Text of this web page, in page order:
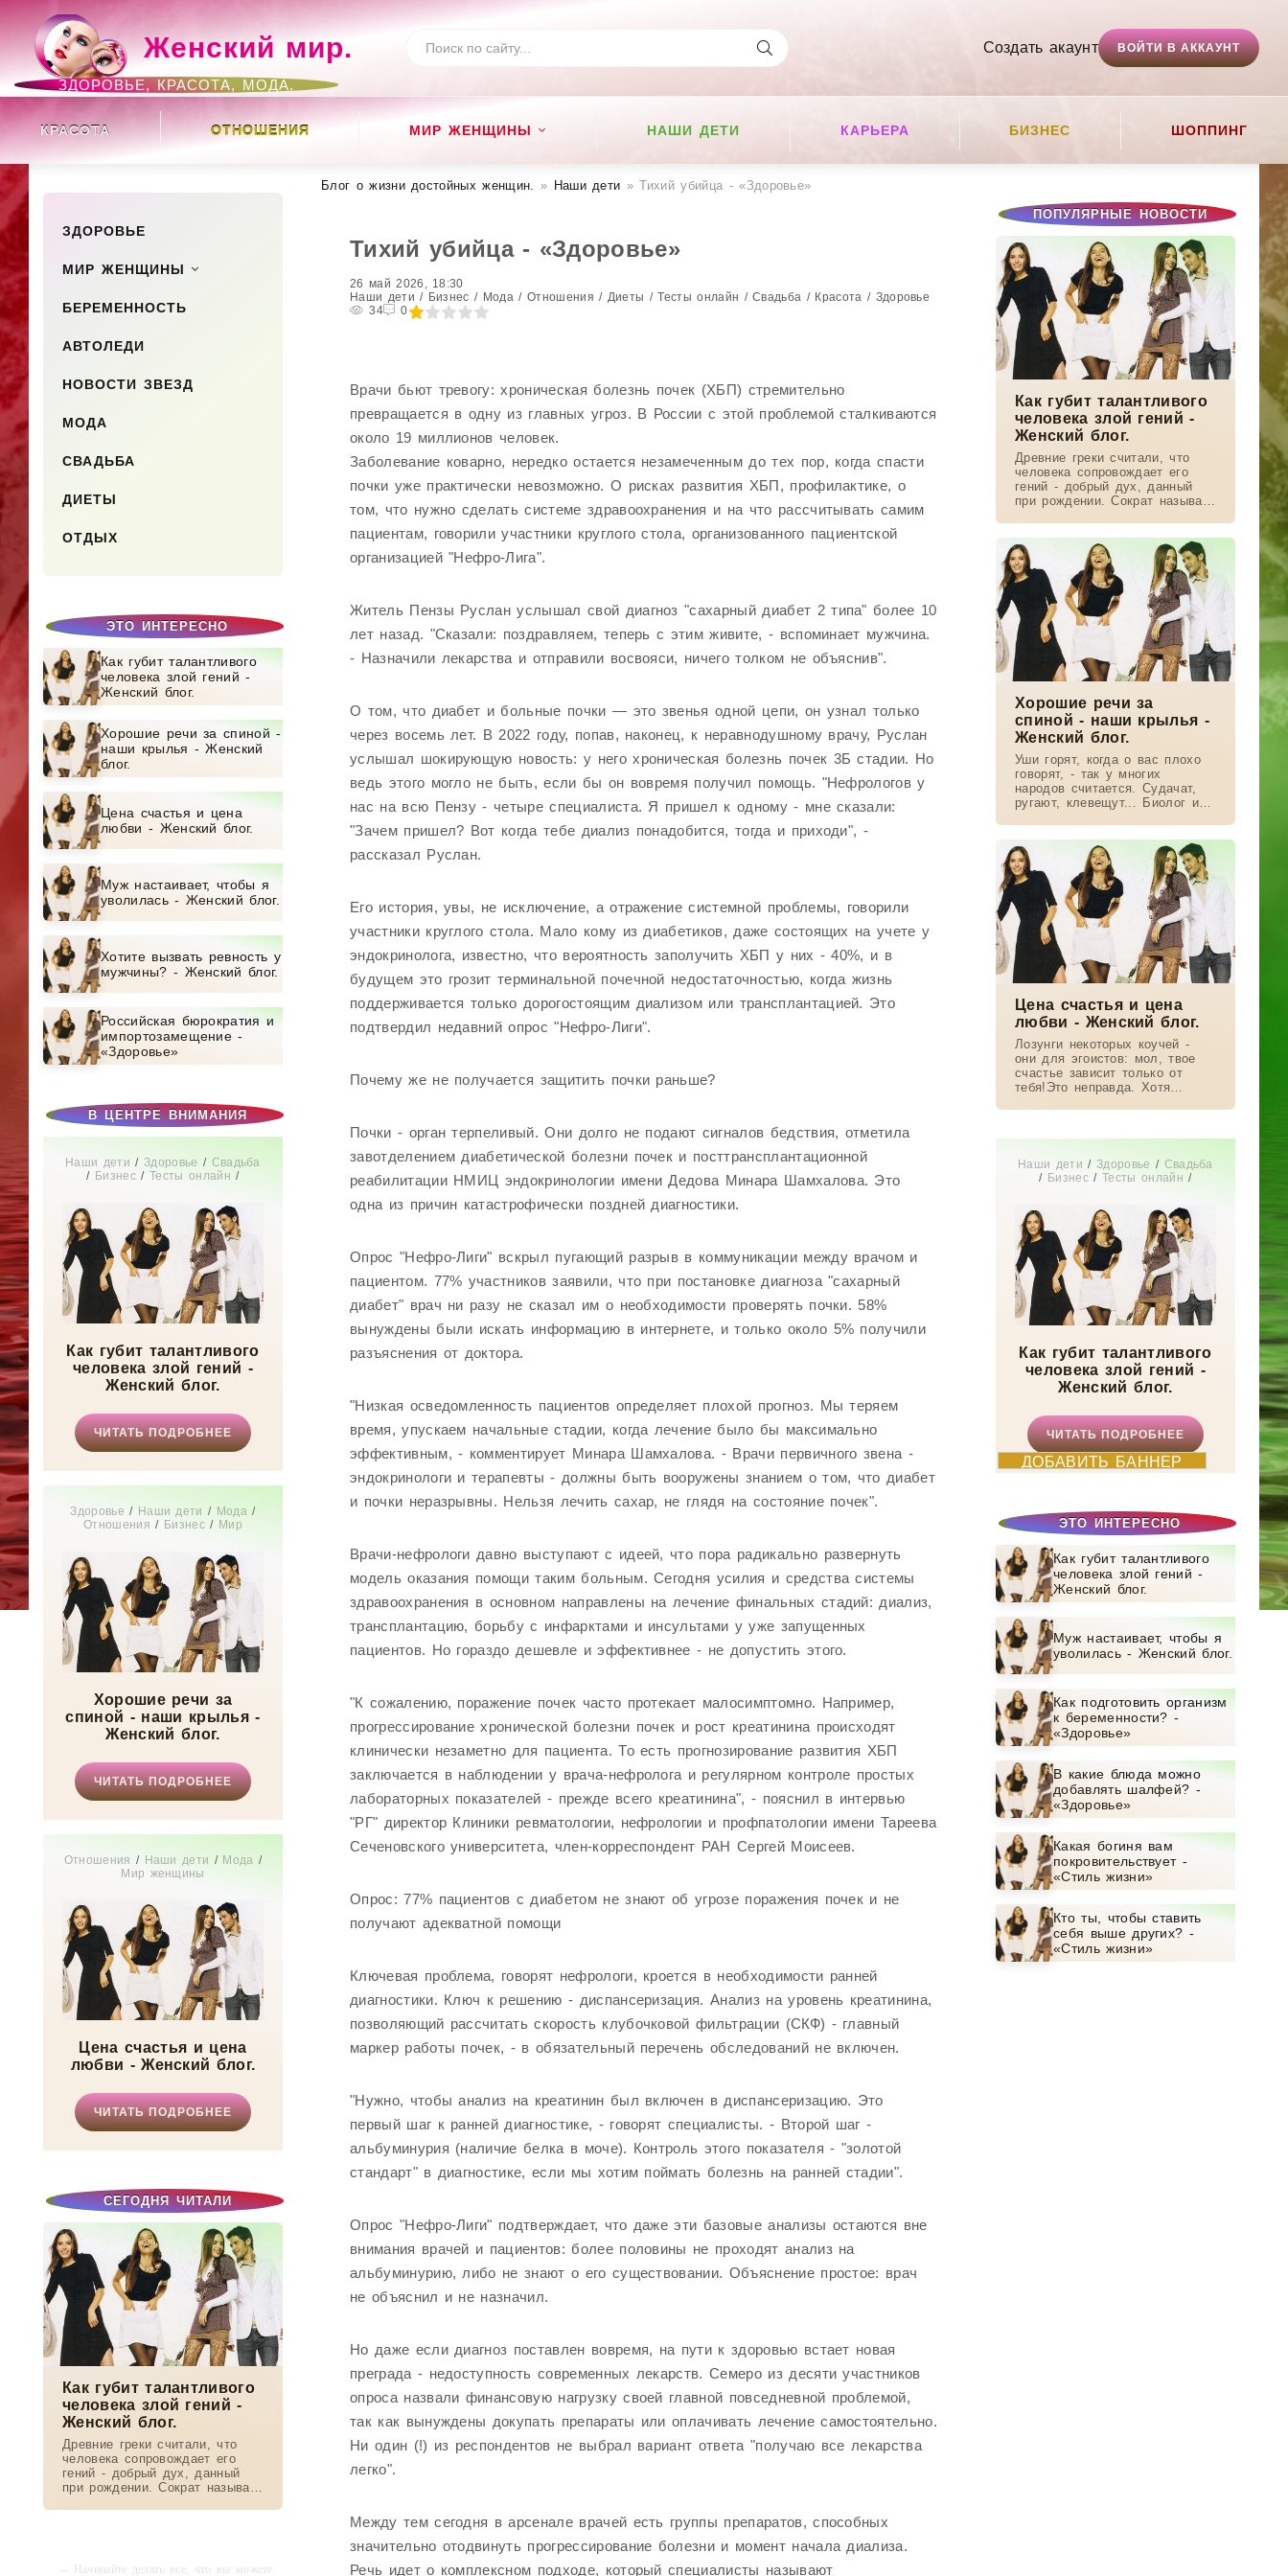
Женский мир.
ЗДОРОВЬЕ, КРАСОТА, МОДА.
Создать акаунт ВОЙТИ В АККАУНТ
КРАСОТА ОТНОШЕНИЯ МИР ЖЕНЩИНЫ НАШИ ДЕТИ КАРЬЕРА БИЗНЕС ШОППИНГ
ЗДОРОВЬЕ
МИР ЖЕНЩИНЫ
БЕРЕМЕННОСТЬ
АВТОЛЕДИ
НОВОСТИ ЗВЕЗД
МОДА
СВАДЬБА
ДИЕТЫ
ОТДЫХ
ЭТО ИНТЕРЕСНО
Как губит талантливого
человека злой гений -
Женский блог.
Хорошие речи за спиной -
наши крылья - Женский
блог.
Цена счастья и цена
любви - Женский блог.
Муж настаивает, чтобы я
уволилась - Женский блог.
Хотите вызвать ревность у
мужчины? - Женский блог.
Российская бюрократия и
импортозамещение -
«Здоровье»
В ЦЕНТРЕ ВНИМАНИЯ
Наши дети /Здоровье / Свадьба
/ Бизнес /Тесты онлайн /
Мир женщины
Как губит талантливого
человека злой гений -
Женский блог.
ЧИТАТЬ ПОДРОБНЕЕ
Здоровье / Наши дети / Мода /
Отношения / Бизнес/ Мир
Хорошие речи за
спиной - наши крылья -
Женский блог.
ЧИТАТЬ ПОДРОБНЕЕ
Отношения / Наши дети / Мода /
Мир женщины
Цена счастья и цена
любви - Женский блог.
ЧИТАТЬ ПОДРОБНЕЕ
СЕГОДНЯ ЧИТАЛИ
Как губит талантливого
человека злой гений -
Женский блог.
Древние греки считали, что
человека сопровождает его
гений - добрый дух, данный
при рождении. Сократ называл
-- Начинайте делать все, что вы можете
Блог о жизни достойных женщин​. » Наши дети » Тихий убийца - «Здоровье»
Тихий убийца - «Здоровье»
26 май 2026, 18:30
Наши дети / Бизнес / Мода / Отношения / Диеты / Тесты онлайн / Свадьба / Красота / Здоровье
34
0
3 4 5
Врачи бьют тревогу: хроническая болезнь почек (ХБП) стремительно
превращается в одну из главных угроз. В России с этой проблемой сталкиваются
около 19 миллионов человек.
Заболевание коварно, нередко остается незамеченным до тех пор, когда спасти
почки уже практически невозможно. О рисках развития ХБП, профилактике, о
том, что нужно сделать системе здравоохранения и на что рассчитывать самим
пациентам, говорили участники круглого стола, организованного пациентской
организацией "Нефро-Лига".
Житель Пензы Руслан услышал свой диагноз "сахарный диабет 2 типа" более 10
лет назад. "Сказали: поздравляем, теперь с этим живите, - вспоминает мужчина.
- Назначили лекарства и отправили восвояси, ничего толком не объяснив".
О том, что диабет и больные почки — это звенья одной цепи, он узнал только
через восемь лет. В 2022 году, попав, наконец, к неравнодушному врачу, Руслан
услышал шокирующую новость: у него хроническая болезнь почек 3Б стадии. Но
ведь этого могло не быть, если бы он вовремя получил помощь. "Нефрологов у
нас на всю Пензу - четыре специалиста. Я пришел к одному - мне сказали:
"Зачем пришел? Вот когда тебе диализ понадобится, тогда и приходи", -
рассказал Руслан.
Его история, увы, не исключение, а отражение системной проблемы, говорили
участники круглого стола. Мало кому из диабетиков, даже состоящих на учете у
эндокринолога, известно, что вероятность заполучить ХБП у них - 40%, и в
будущем это грозит терминальной почечной недостаточностью, когда жизнь
поддерживается только дорогостоящим диализом или трансплантацией. Это
подтвердил недавний опрос "Нефро-Лиги".
Почему же не получается защитить почки раньше?
Почки - орган терпеливый. Они долго не подают сигналов бедствия, отметила
завотделением диабетической болезни почек и посттрансплантационной
реабилитации НМИЦ эндокринологии имени Дедова Минара Шамхалова. Это
одна из причин катастрофически поздней диагностики.
Опрос "Нефро-Лиги" вскрыл пугающий разрыв в коммуникации между врачом и
пациентом. 77% участников заявили, что при постановке диагноза "сахарный
диабет" врач ни разу не сказал им о необходимости проверять почки. 58%
вынуждены были искать информацию в интернете, и только около 5% получили
разъяснения от доктора.
"Низкая осведомленность пациентов определяет плохой прогноз. Мы теряем
время, упускаем начальные стадии, когда лечение было бы максимально
эффективным, - комментирует Минара Шамхалова. - Врачи первичного звена -
эндокринологи и терапевты - должны быть вооружены знанием о том, что диабет
и почки неразрывны. Нельзя лечить сахар, не глядя на состояние почек".
Врачи-нефрологи давно выступают с идеей, что пора радикально развернуть
модель оказания помощи таким больным. Сегодня усилия и средства системы
здравоохранения в основном направлены на лечение финальных стадий: диализ,
трансплантацию, борьбу с инфарктами и инсультами у уже запущенных
пациентов. Но гораздо дешевле и эффективнее - не допустить этого.
"К сожалению, поражение почек часто протекает малосимптомно. Например,
прогрессирование хронической болезни почек и рост креатинина происходят
клинически незаметно для пациента. То есть прогнозирование развития ХБП
заключается в наблюдении у врача-нефролога и регулярном контроле простых
лабораторных показателей - прежде всего креатинина", - пояснил в интервью
"РГ" директор Клиники ревматологии, нефрологии и профпатологии имени Тареева
Сеченовского университета, член-корреспондент РАН Сергей Моисеев.
Опрос: 77% пациентов с диабетом не знают об угрозе поражения почек и не
получают адекватной помощи
Ключевая проблема, говорят нефрологи, кроется в необходимости ранней
диагностики. Ключ к решению - диспансеризация. Анализ на уровень креатинина,
позволяющий рассчитать скорость клубочковой фильтрации (СКФ) - главный
маркер работы почек, - в обязательный перечень обследований не включен.
"Нужно, чтобы анализ на креатинин был включен в диспансеризацию. Это
первый шаг к ранней диагностике, - говорят специалисты. - Второй шаг -
альбуминурия (наличие белка в моче). Контроль этого показателя - "золотой
стандарт" в диагностике, если мы хотим поймать болезнь на ранней стадии".
Опрос "Нефро-Лиги" подтверждает, что даже эти базовые анализы остаются вне
внимания врачей и пациентов: более половины не проходят анализ на
альбуминурию, либо не знают о его существовании. Объяснение простое: врач
не объяснил и не назначил.
Но даже если диагноз поставлен вовремя, на пути к здоровью встает новая
преграда - недоступность современных лекарств. Семеро из десяти участников
опроса назвали финансовую нагрузку своей главной повседневной проблемой,
так как вынуждены докупать препараты или оплачивать лечение самостоятельно.
Ни один (!) из респондентов не выбрал вариант ответа "получаю все лекарства
легко".
Между тем сегодня в арсенале врачей есть группы препаратов, способных
значительно отодвинуть прогрессирование болезни и момент начала диализа.
Речь идет о комплексном подходе, который специалисты называют
ПОПУЛЯРНЫЕ НОВОСТИ
Как губит талантливого
человека злой гений -
Женский блог.
Древние греки считали, что
человека сопровождает его
гений - добрый дух, данный
при рождении. Сократ называл
Ангелом-хранителем.Но
Хорошие речи за
спиной - наши крылья -
Женский блог.
Уши горят, когда о вас плохо
говорят, - так у многих
народов считается. Судачат,
ругают, клевещут... Биолог и
речи. Механизм науке пока
Цена счастья и цена
любви - Женский блог.
Лозунги некоторых коучей -
они для эгоистов: мол, твое
счастье зависит только от
тебя!Это неправда. Хотя
Наши дети /Здоровье / Свадьба
/ Бизнес /Тесты онлайн /
Мир женщины
Как губит талантливого
человека злой гений -
Женский блог.
ЧИТАТЬ ПОДРОБНЕЕ
ДОБАВИТЬ БАННЕР
ЭТО ИНТЕРЕСНО
Как губит талантливого
человека злой гений -
Женский блог.
Муж настаивает, чтобы я
уволилась - Женский блог.
Как подготовить организм
к беременности? -
«Здоровье»
В какие блюда можно
добавлять шалфей? -
«Здоровье»
Какая богиня вам
покровительствует -
«Стиль жизни»
Кто ты, чтобы ставить
себя выше других? -
«Стиль жизни»